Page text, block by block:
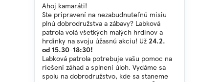
Ahoj kamaráti!
Ste pripravení na nezabudnuteľnú misiu
plnú dobrodružstva a zábavy? Labková
patrola volá všetkých malých hrdinov a
hrdinky na svoju úžasnú akciu! Už 24.2.
od 15.30-18:30!
Labková patrola potrebuje vašu pomoc na
riešení záhad a splnení úloh. Vydáme sa
spolu na dobrodružstvo, kde sa staneme